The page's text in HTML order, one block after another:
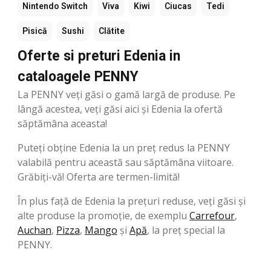
Nintendo Switch Viva Kiwi Ciucas Tedi
Pisică Sushi Clătite
Oferte si preturi Edenia in
cataloagele PENNY
La PENNY veți găsi o gamă largă de produse. Pe
lângă acestea, veți găsi aici și Edenia la ofertă
săptămâna aceasta!
Puteți obține Edenia la un preț redus la PENNY
valabilă pentru această sau săptămâna viitoare.
Grăbiți-vă! Oferta are termen-limită!
În plus față de Edenia la prețuri reduse, veți găsi și
alte produse la promoție, de exemplu Carrefour,
Auchan, Pizza, Mango şi Apă, la preț special la
PENNY.